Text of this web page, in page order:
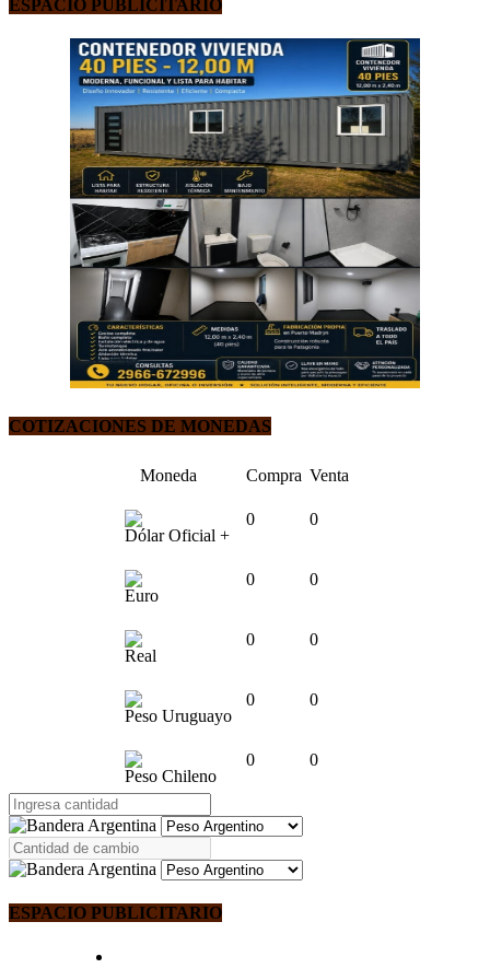
ESPACIO PUBLICITARIO
COTIZACIONES DE MONEDAS
Moneda Compra Venta
Dólar Oficial +
0 0
Euro
0 0
Real
0 0
Peso Uruguayo
0 0
Peso Chileno
0 0
ESPACIO PUBLICITARIO